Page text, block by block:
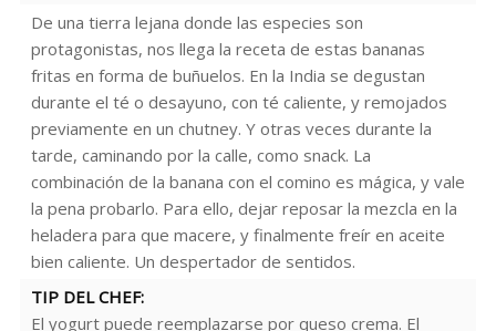
De una tierra lejana donde las especies son
protagonistas, nos llega la receta de estas bananas
fritas en forma de buñuelos. En la India se degustan
durante el té o desayuno, con té caliente, y remojados
previamente en un chutney. Y otras veces durante la
tarde, caminando por la calle, como snack. La
combinación de la banana con el comino es mágica, y vale
la pena probarlo. Para ello, dejar reposar la mezcla en la
heladera para que macere, y finalmente freír en aceite
bien caliente. Un despertador de sentidos.
TIP DEL CHEF:
El yogurt puede reemplazarse por queso crema. El